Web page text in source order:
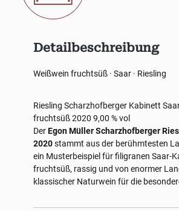
Detailbeschreibung
Weißwein fruchtsüß · Saar · Riesling
Riesling Scharzhofberger Kabinett
fruchtsüß2020 9,00 % vol
DerEgon Müller Scharzhofberger
2020stammt aus der berühmtesten
ein Musterbeispiel für filigranen Saar-
fruchtsüß, rassig und von enormer
klassischer Naturwein für die